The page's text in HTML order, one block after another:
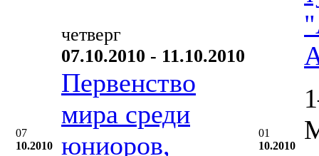
07
10.2010
четверг
07.10.2010 - 11.10.2010
Первенство
мира среди
юниоров,
01
10.2010